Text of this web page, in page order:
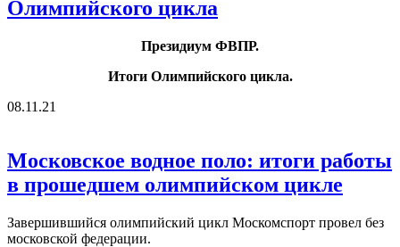
Олимпийского цикла
Президиум ФВПР.
Итоги Олимпийского цикла.
08.11.21
Московское водное поло: итоги работы
в прошедшем олимпийском цикле
Завершившийся олимпийский цикл Москомспорт провел без
московской федерации.